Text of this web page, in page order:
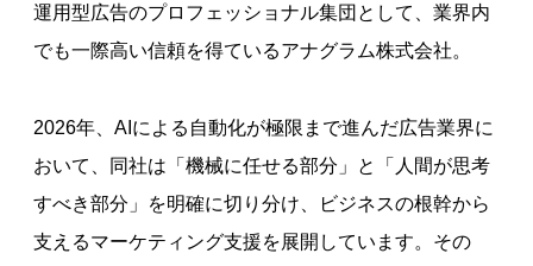
運用型広告のプロフェッショナル集団として、業界内
でも一際高い信頼を得ているアナグラム株式会社。
2026年、AIによる自動化が極限まで進んだ広告業界に
おいて、同社は「機械に任せる部分」と「人間が思考
すべき部分」を明確に切り分け、ビジネスの根幹から
支えるマーケティング支援を展開しています。その